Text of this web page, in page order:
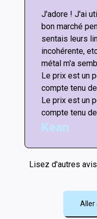
J'adore ! J'ai
bon marché
sentais leurs
incohérente,
métal m'a
Le prix est un
compte tenu
Le prix est un
compte tenu
Kean
Lisez d'autres
Aller